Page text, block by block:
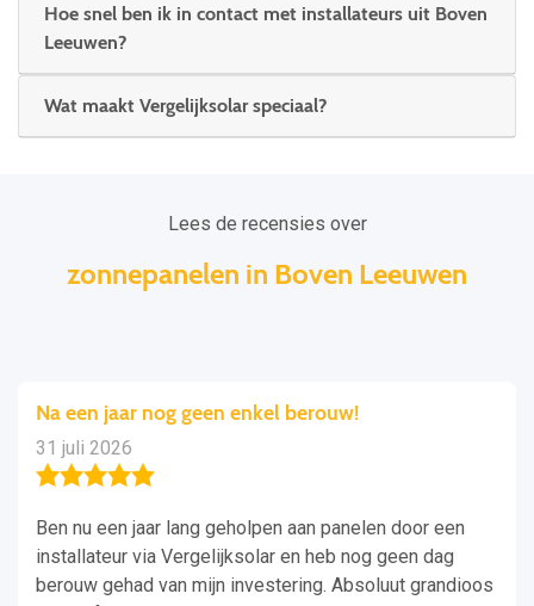
Hoe snel ben ik in contact met installateurs uit Boven
Leeuwen?
Wat maakt Vergelijksolar speciaal?
Lees de recensies over
zonnepanelen in Boven Leeuwen
Na een jaar nog geen enkel berouw!
31 juli 2026
Ben nu een jaar lang geholpen aan panelen door een
installateur via Vergelijksolar en heb nog geen dag
berouw gehad van mijn investering. Absoluut grandioos